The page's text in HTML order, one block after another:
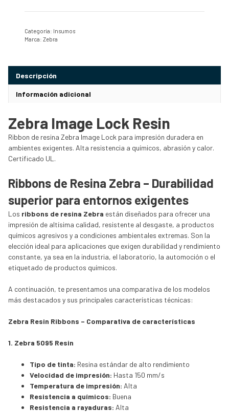
Categoría: Insumos
Marca: Zebra
Descripción
Información adicional
Zebra Image Lock Resin
Ribbon de resina Zebra Image Lock para impresión duradera en
ambientes exigentes. Alta resistencia a químicos, abrasión y calor.
Certificado UL.
Ribbons de Resina Zebra – Durabilidad
superior para entornos exigentes
Los ribbons de resina Zebra están diseñados para ofrecer una
impresión de altísima calidad, resistente al desgaste, a productos
químicos agresivos y a condiciones ambientales extremas. Son la
elección ideal para aplicaciones que exigen durabilidad y rendimiento
constante, ya sea en la industria, el laboratorio, la automoción o el
etiquetado de productos químicos.
A continuación, te presentamos una comparativa de los modelos
más destacados y sus principales características técnicas:
Zebra Resin Ribbons – Comparativa de características
1. Zebra 5095 Resin
Tipo de tinta: Resina estándar de alto rendimiento
Velocidad de impresión: Hasta 150 mm/s
Temperatura de impresión: Alta
Resistencia a químicos: Buena
Resistencia a rayaduras: Alta